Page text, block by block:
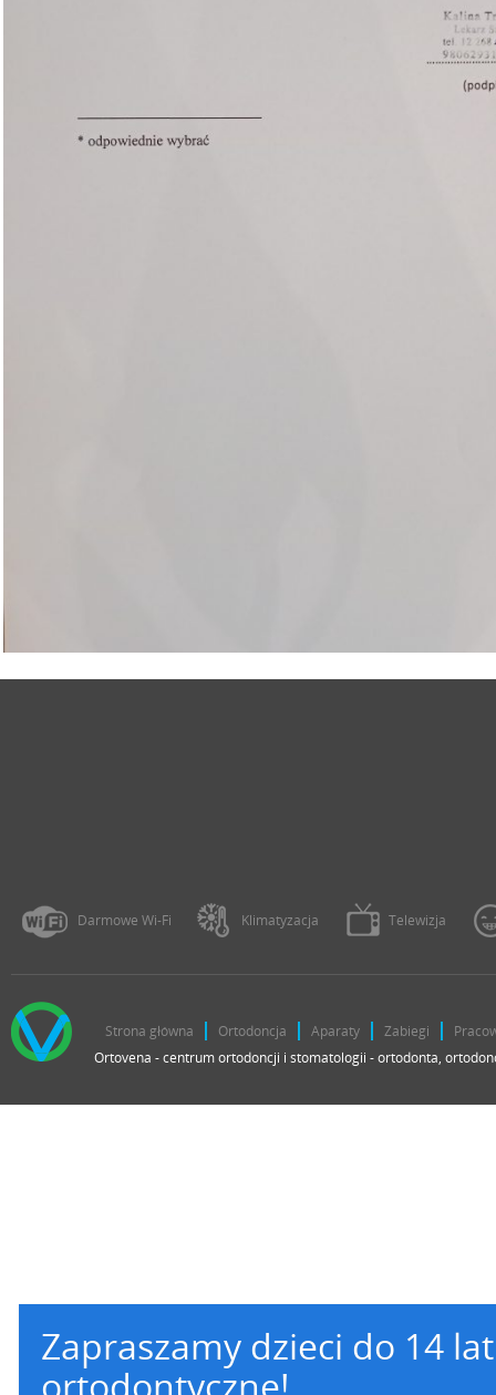
Darmowe Wi-Fi Klimatyzacja Telewizja
Strona główna Ortodoncja Aparaty Zabiegi
Ortovena - centrum ortodoncji i stomatologii - ortodonta,
Zapraszamy dzieci do 14